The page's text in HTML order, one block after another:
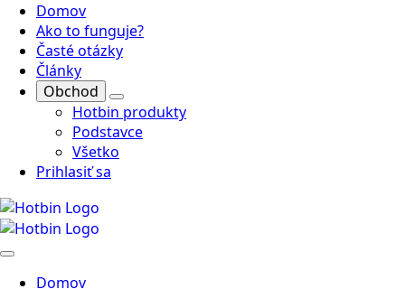
Domov
Ako to funguje?
Časté otázky
Články
Obchod
Hotbin produkty
Podstavce
Všetko
Prihlasiť sa
Domov